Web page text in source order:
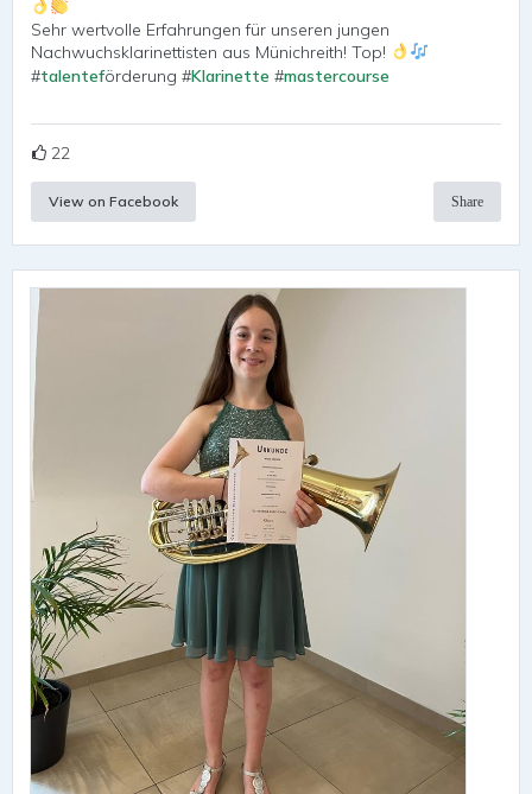
Sehr wertvolle Erfahrungen für unseren jungen
Nachwuchsklarinettisten aus Münichreith! Top!
#talenteförderung #Klarinette #mastercourse
22
View on Facebook Share